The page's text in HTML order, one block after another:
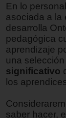
En lo
asociada a la
desarrolla
pedagógica
aprendizaje
una
significativo
los
saber hacer,